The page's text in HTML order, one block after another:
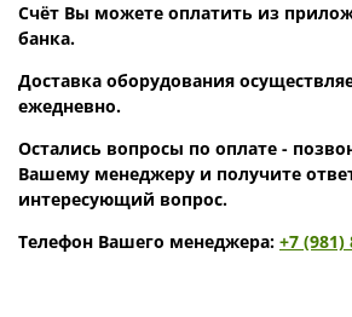
Счёт Вы можете оплатить из
банка.
Доставка оборудования
ежедневно.
Остались вопросы по оплате -
Вашему менеджеру и получите
интересующий вопрос.
Телефон Вашего менеджера: +7 (981)